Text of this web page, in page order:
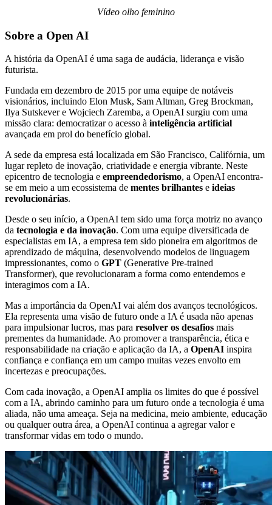
Vídeo olho feminino
Sobre a Open AI
A história da OpenAI é uma saga de audácia, liderança e visão
futurista.
Fundada em dezembro de 2015 por uma equipe de notáveis
visionários, incluindo Elon Musk, Sam Altman, Greg Brockman,
Ilya Sutskever e Wojciech Zaremba, a OpenAI surgiu com uma
missão clara: democratizar o acesso à inteligência artificial
avançada em prol do benefício global.
A sede da empresa está localizada em São Francisco, Califórnia, um
lugar repleto de inovação, criatividade e energia vibrante. Neste
epicentro de tecnologia e empreendedorismo, a OpenAI encontra-
se em meio a um ecossistema de mentes brilhantes e ideias
revolucionárias.
Desde o seu início, a OpenAI tem sido uma força motriz no avanço
da tecnologia e da inovação. Com uma equipe diversificada de
especialistas em IA, a empresa tem sido pioneira em algoritmos de
aprendizado de máquina, desenvolvendo modelos de linguagem
impressionantes, como o GPT (Generative Pre-trained
Transformer), que revolucionaram a forma como entendemos e
interagimos com a IA.
Mas a importância da OpenAI vai além dos avanços tecnológicos.
Ela representa uma visão de futuro onde a IA é usada não apenas
para impulsionar lucros, mas para resolver os desafios mais
prementes da humanidade. Ao promover a transparência, ética e
responsabilidade na criação e aplicação da IA, a OpenAI inspira
confiança e confiança em um campo muitas vezes envolto em
incertezas e preocupações.
Com cada inovação, a OpenAI amplia os limites do que é possível
com a IA, abrindo caminho para um futuro onde a tecnologia é uma
aliada, não uma ameaça. Seja na medicina, meio ambiente, educação
ou qualquer outra área, a OpenAI continua a agregar valor e
transformar vidas em todo o mundo.